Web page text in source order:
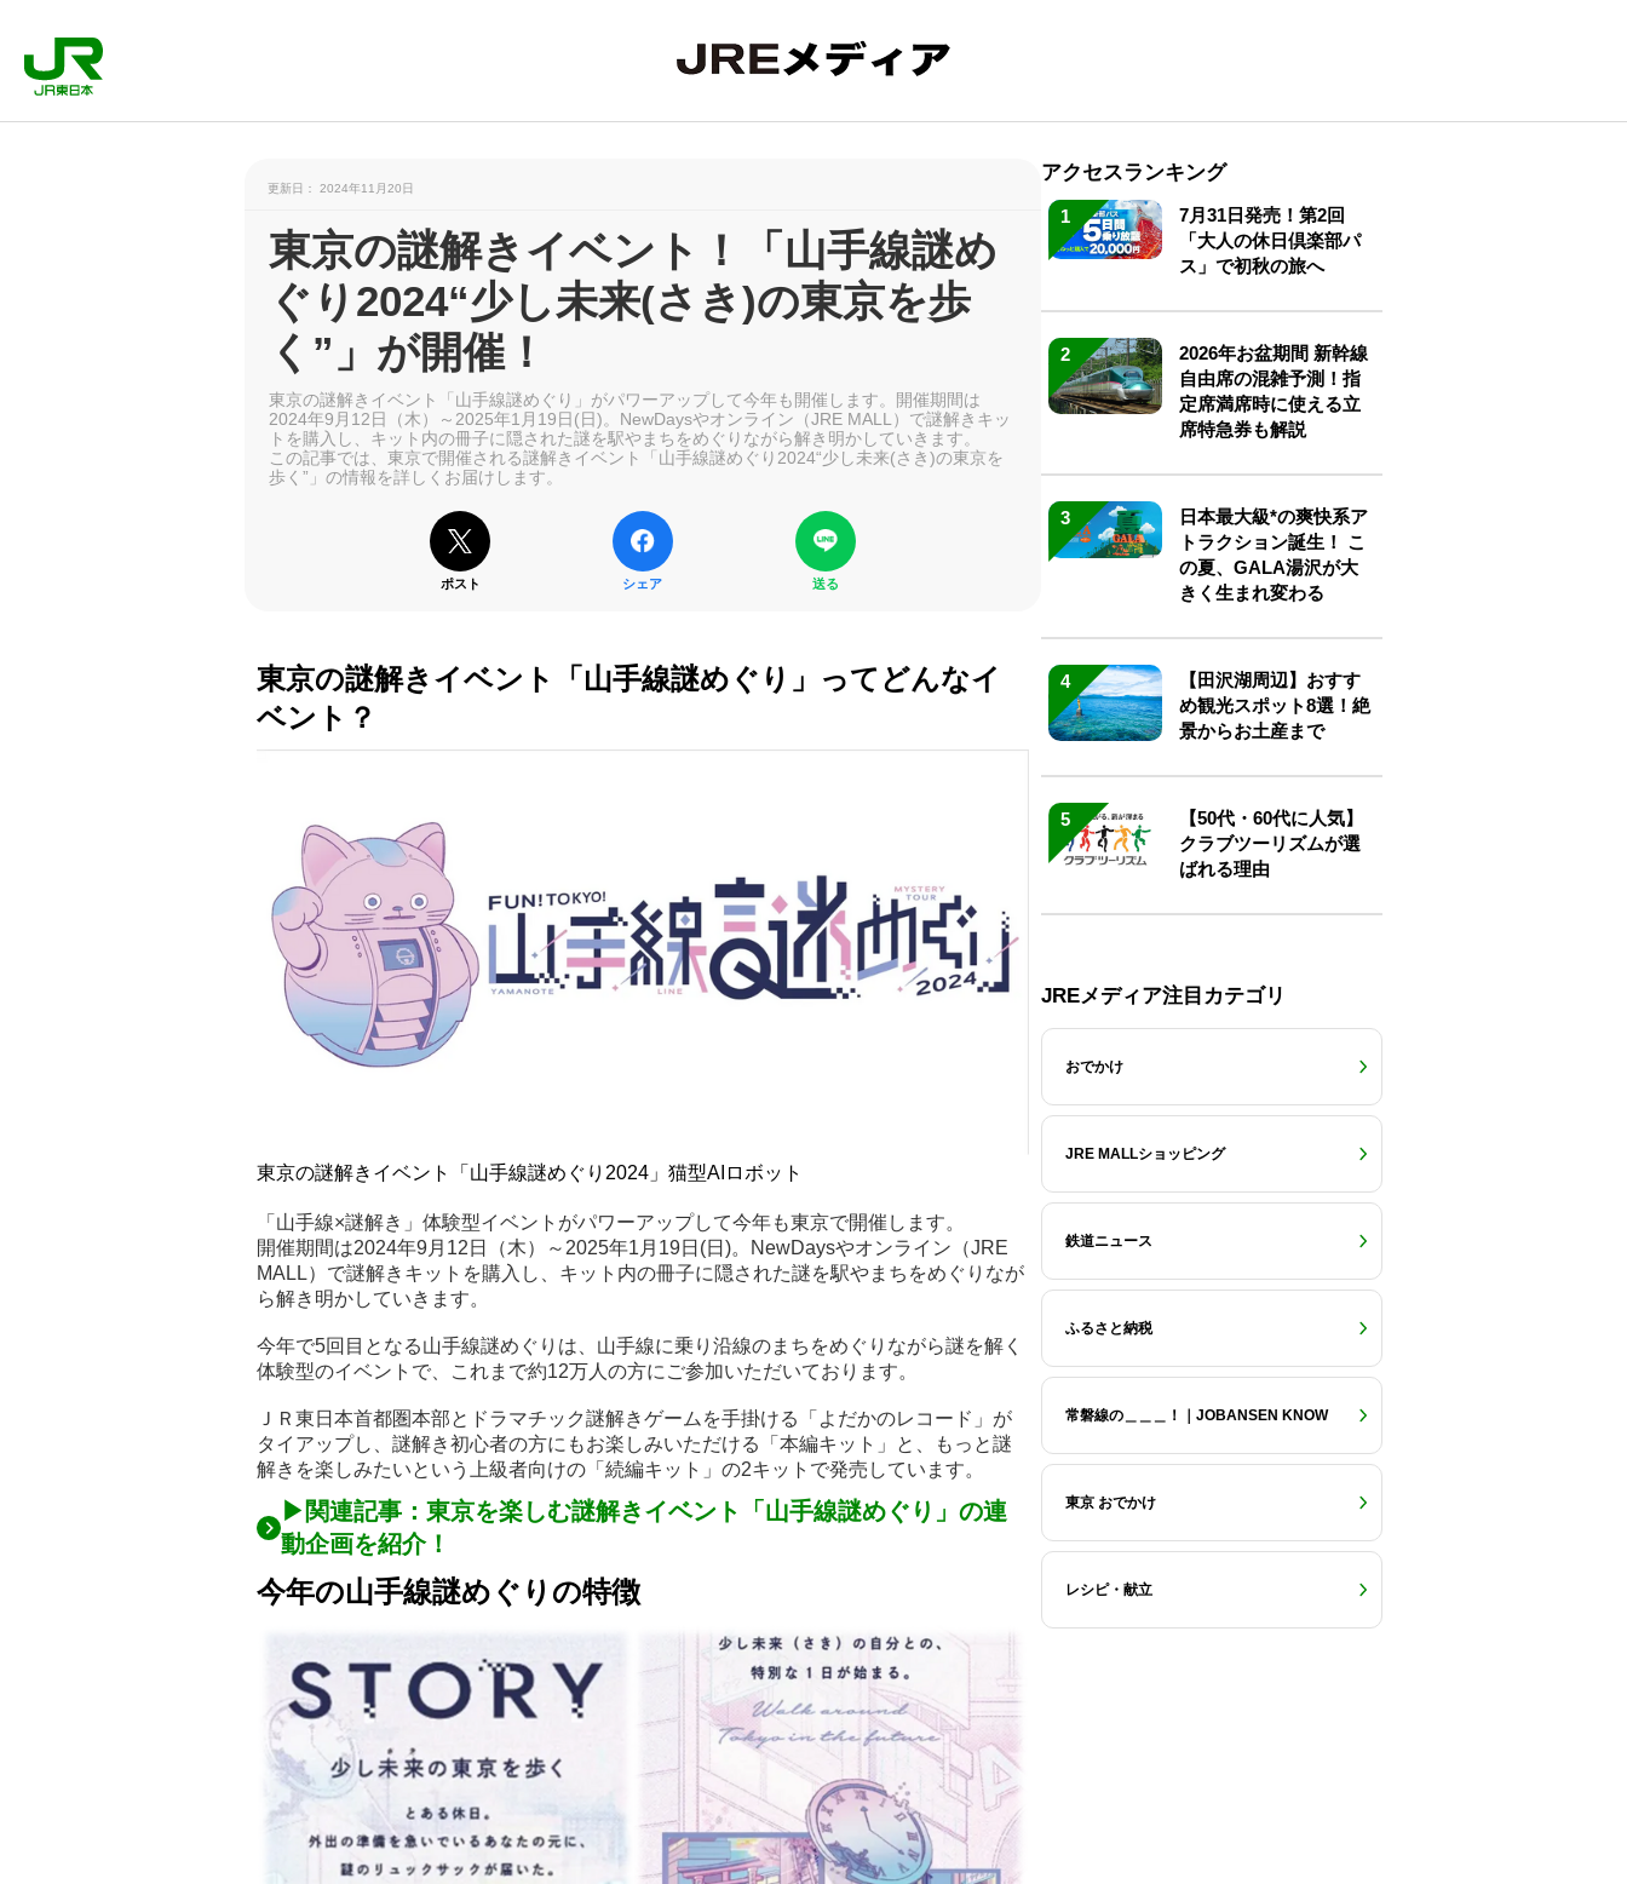
更新日： 2024年11月20日
東京の謎解きイベント！「山手線謎め
ぐり2024“少し未来(さき)の東京を歩
く”」が開催！
東京の謎解きイベント「山手線謎めぐり」がパワーアップして今年も開催します。開催期間は
2024年9月12日（木）～2025年1月19日(日)。NewDaysやオンライン（JRE MALL）で謎解きキッ
トを購入し、キット内の冊子に隠された謎を駅やまちをめぐりながら解き明かしていきます。
この記事では、東京で開催される謎解きイベント「山手線謎めぐり2024“少し未来(さき)の東京を
歩く”」の情報を詳しくお届けします。
ポスト シェア 送る
東京の謎解きイベント「山手線謎めぐり」ってどんなイ
ベント？
東京の謎解きイベント「山手線謎めぐり2024」猫型AIロボット
「山手線×謎解き」体験型イベントがパワーアップして今年も東京で開催します。
開催期間は2024年9月12日（木）～2025年1月19日(日)。NewDaysやオンライン（JRE
MALL）で謎解きキットを購入し、キット内の冊子に隠された謎を駅やまちをめぐりなが
ら解き明かしていきます。
今年で5回目となる山手線謎めぐりは、山手線に乗り沿線のまちをめぐりながら謎を解く
体験型のイベントで、これまで約12万人の方にご参加いただいております。
ＪＲ東日本首都圏本部とドラマチック謎解きゲームを手掛ける「よだかのレコード」が
タイアップし、謎解き初心者の方にもお楽しみいただける「本編キット」と、もっと謎
解きを楽しみたいという上級者向けの「続編キット」の2キットで発売しています。
▶関連記事：東京を楽しむ謎解きイベント「山手線謎めぐり」の連
動企画を紹介！
今年の山手線謎めぐりの特徴
アクセスランキング
1
7月31日発売！第2回
「大人の休日倶楽部パ
ス」で初秋の旅へ
2
2026年お盆期間 新幹線
自由席の混雑予測！指
定席満席時に使える立
席特急券も解説
3
日本最大級*の爽快系ア
トラクション誕生！ こ
の夏、GALA湯沢が大
きく生まれ変わる
4
【田沢湖周辺】おすす
め観光スポット8選！絶
景からお土産まで
5
【50代・60代に人気】
クラブツーリズムが選
ばれる理由
JREメディア注目カテゴリ
おでかけ
JRE MALLショッピング
鉄道ニュース
ふるさと納税
常磐線の＿＿＿！｜JOBANSEN KNOW
東京 おでかけ
レシピ・献立